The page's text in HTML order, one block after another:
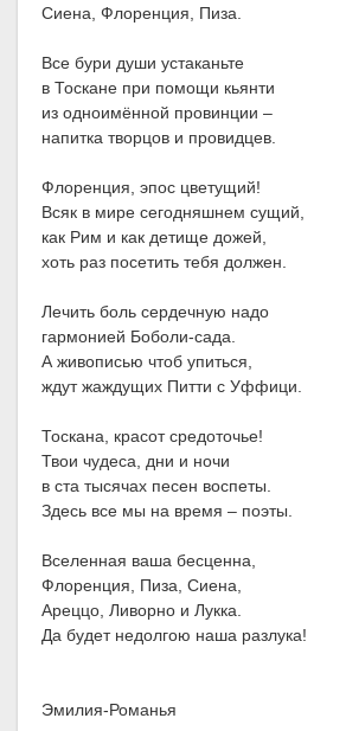
Сиена, Флоренция, Пиза.
Все бури души устаканьте
в Тоскане при помощи кьянти
из одноимённой провинции –
напитка творцов и провидцев.
Флоренция, эпос цветущий!
Всяк в мире сегодняшнем сущий,
как Рим и как детище дожей,
хоть раз посетить тебя должен.
Лечить боль сердечную надо
гармонией Боболи-сада.
А живописью чтоб упиться,
ждут жаждущих Питти с Уффици.
Тоскана, красот средоточье!
Твои чудеса, дни и ночи
в ста тысячах песен воспеты.
Здесь все мы на время – поэты.
Вселенная ваша бесценна,
Флоренция, Пиза, Сиена,
Ареццо, Ливорно и Лукка.
Да будет недолгою наша разлука!
Эмилия-Романья